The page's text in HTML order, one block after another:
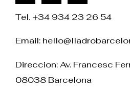
Tel. +34 934 23 26 54
Email:
Direccion: Av. Francesc
08038 Barcelona